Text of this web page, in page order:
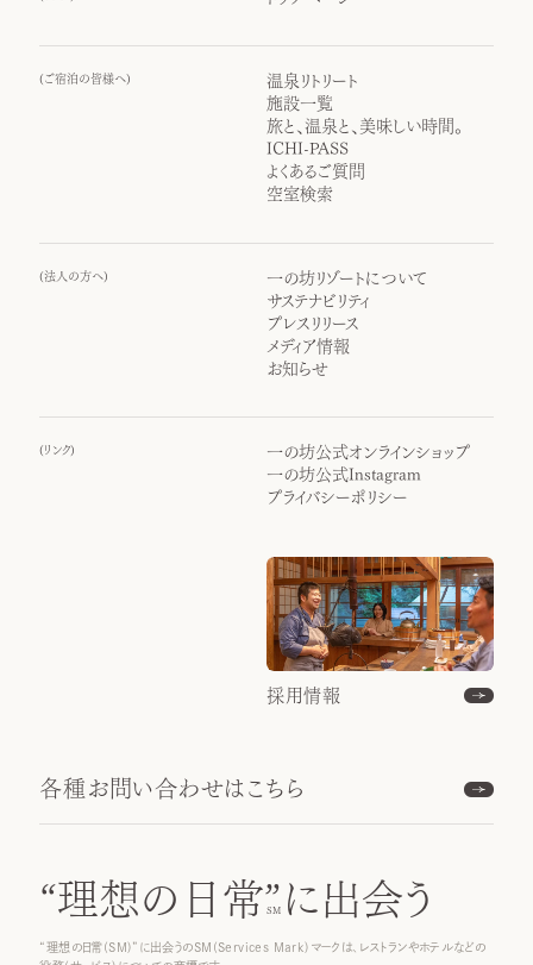
( ご宿泊の皆様へ)
温泉リトリート
施設一覧
旅と、温泉と、美味しい時間。
ICHI-PASS
よくあるご質問
空室検索
(法人の方へ)
一の坊リゾートについて
サステナビリティ
プレスリリース
メディア情報
お知らせ
( リンク)
一の坊公式オンラインショップ
一の坊公式Instagram
プライバシーポリシー
採用情報
各種お問い合わせはこちら
“理想の日常”に出会う
“理想の日常(SM)”に出会うのSM(Services Mark)マークは、レストランやホテルなどの